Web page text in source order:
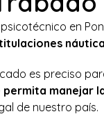
en
es preciso
permita manejar
de nuestro país.